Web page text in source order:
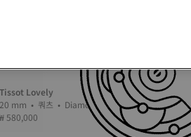
Tissot Lovely
20 mm • 쿼츠 • Diamonds
₩ 580,000
Tissot
₩